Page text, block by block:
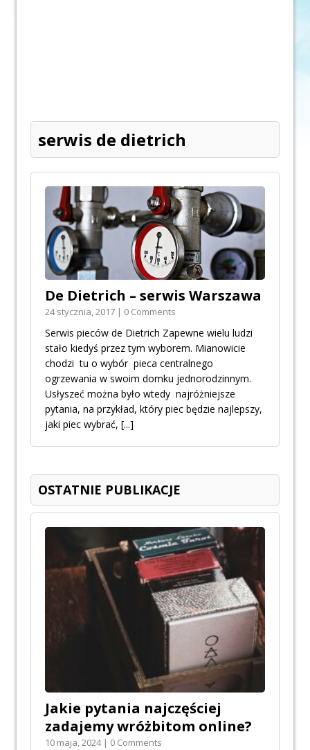
serwis de dietrich
De Dietrich – serwis Warszawa
24 stycznia, 2017 | 0 Comments
Serwis pieców de Dietrich Zapewne wielu ludzi
stało kiedyś przez tym wyborem. Mianowicie
chodzi tu o wybór pieca centralnego
ogrzewania w swoim domku jednorodzinnym.
Usłyszeć można było wtedy najróżniejsze
pytania, na przykład, który piec będzie najlepszy,
jaki piec wybrać, [...]
OSTATNIE PUBLIKACJE
Jakie pytania najczęściej
zadajemy wróżbitom online?
10 maja, 2024 | 0 Comments